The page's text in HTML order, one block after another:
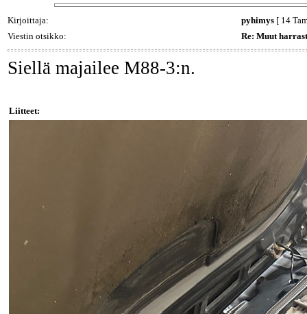
Kirjoittaja: pyhimys [ 14
Viestin otsikko:
Re: Muut
Siellä majailee M88-3:n.
Liitteet: